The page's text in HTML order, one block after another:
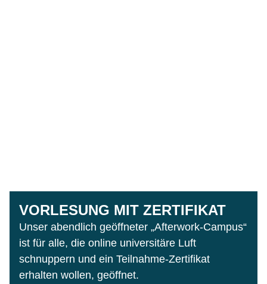
VORLESUNG MIT ZERTIFIKAT
Unser abendlich geöffneter „Afterwork-Campus“
ist für alle, die online universitäre Luft
schnuppern und ein Teilnahme-Zertifikat
erhalten wollen, geöffnet.